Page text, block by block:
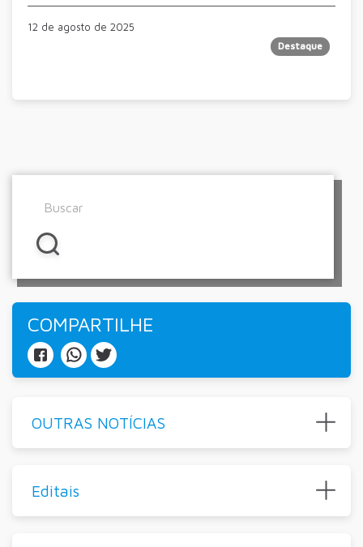
12 de agosto de 2025
Destaque
COMPARTILHE
OUTRAS NOTÍCIAS
Editais